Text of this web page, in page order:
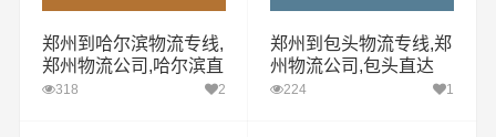
郑州到哈尔滨物流专线,
郑州物流公司,哈尔滨直
达318 2
郑州到包头物流专线,郑
州物流公司,包头直达
224 1